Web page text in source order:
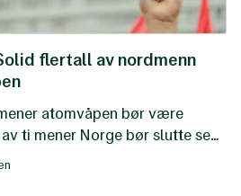
flertall av nordmenn
atomvåpen bør være
ti mener Norge bør slutte seg
Det viser en ny undersøkelse
Analyse på oppdrag fra Norsk